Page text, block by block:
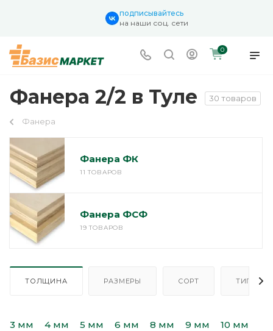
подписывайтесь
на наши соц. сети
0
Фанера 2/2 в Туле 30 товаров
Фанера
Фанера ФК
11 ТОВАРОВ
Фанера ФСФ
19 ТОВАРОВ
ТОЛЩИНА РАЗМЕРЫ СОРТ ТИП
3 мм 4 мм 5 мм 6 мм 8 мм 9 мм 10 мм